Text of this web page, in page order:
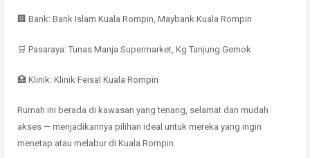
🏢 Bank: Bank Islam Kuala Rompin, Maybank Kuala Rompin
🛒 Pasaraya: Tunas Manja Supermarket, Kg Tanjung Gemok
🏥 Klinik: Klinik Feisal Kuala Rompin
Rumah ini berada di kawasan yang tenang, selamat dan mudah
akses — menjadikannya pilihan ideal untuk mereka yang ingin
menetap atau melabur di Kuala Rompin.